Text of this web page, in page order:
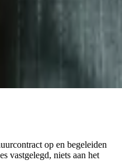
op en begeleiden
vastgelegd, niets aan het